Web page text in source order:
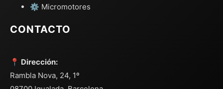
⚙️ Micromotores
CONTACTO
📍 Dirección:
Rambla Nova, 24, 1º